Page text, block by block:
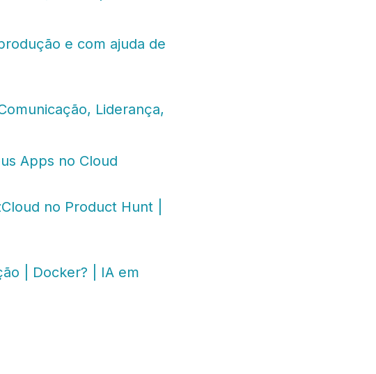
e com ajuda de
Liderança,
Apps no Cloud
no Product Hunt |
| Docker? | IA em